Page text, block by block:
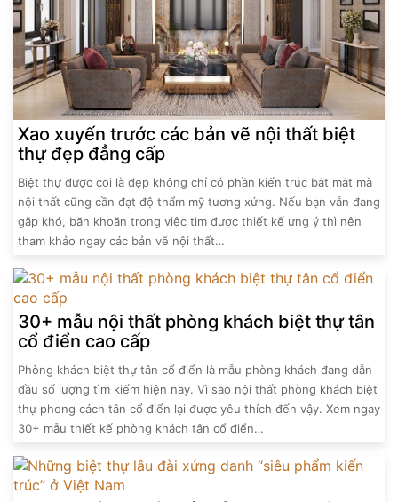
Xao xuyến trước các bản vẽ nội thất biệt
thự đẹp đẳng cấp
Biệt thự được coi là đẹp không chỉ có phần kiến trúc bắt mắt mà
nội thất cũng cần đạt độ thẩm mỹ tương xứng. Nếu bạn vẫn đang
gặp khó, băn khoăn trong việc tìm được thiết kế ưng ý thì nên
tham khảo ngay các bản vẽ nội thất…
30+ mẫu nội thất phòng khách biệt thự tân
cổ điển cao cấp
Phòng khách biệt thự tân cổ điển là mẫu phòng khách đang dẫn
đầu số lượng tìm kiếm hiện nay. Vì sao nội thất phòng khách biệt
thự phong cách tân cổ điển lại được yêu thích đến vậy. Xem ngay
30+ mẫu thiết kế phòng khách tân cổ điển…